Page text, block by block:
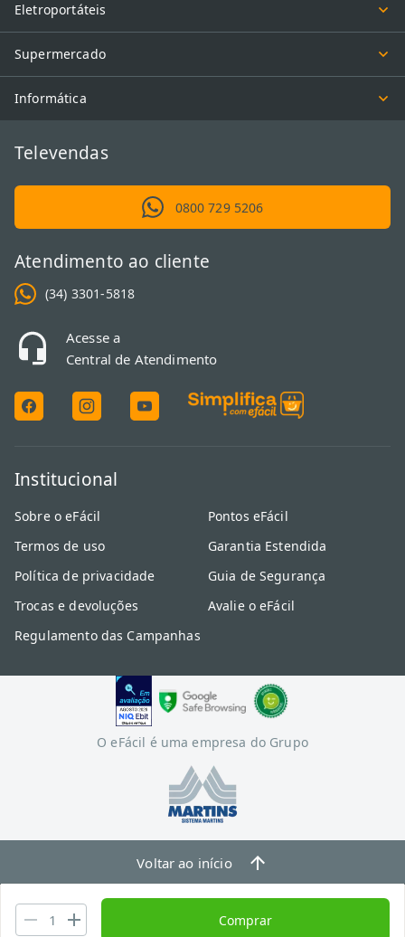
Eletroportáteis
Supermercado
Informática
Televendas
0800 729 5206
Atendimento ao cliente
(34) 3301-5818
Acesse a
Central de Atendimento
Institucional
Sobre o eFácil
Termos de uso
Política de privacidade
Trocas e devoluções
Regulamento das Campanhas
Pontos eFácil
Garantia Estendida
Guia de Segurança
Avalie o eFácil
O eFácil é uma empresa do Grupo
Voltar ao início
Comprar